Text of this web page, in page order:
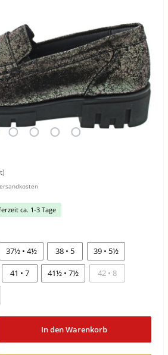
ca. 1-3 Tage
37½ • 4½ 38 • 5 39 • 5½
41 • 7 41½ • 7½ 42 • 8
In den Warenkorb